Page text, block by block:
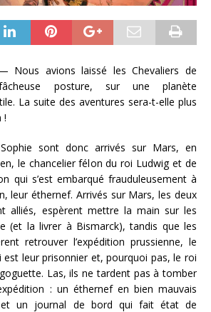
— Nous avions laissé les Chevaliers de
posture, sur une planète
La suite des aventures sera-t-elle plus
!
sont donc arrivés sur Mars, en
le chancelier félon du roi Ludwig et de
qui s’est embarqué frauduleusement à
leur éthernef. Arrivés sur Mars, les deux
alliés, espèrent mettre la main sur les
(et la livrer à Bismarck), tandis que les
retrouver l’expédition prussienne, le
est leur prisonnier et, pourquoi pas, le roi
Las, ils ne tardent pas à tomber
: un éthernef en bien mauvais
un journal de bord qui fait état de